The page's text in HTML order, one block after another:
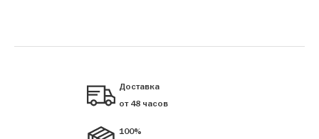
Доставка
от 48 часов
100%